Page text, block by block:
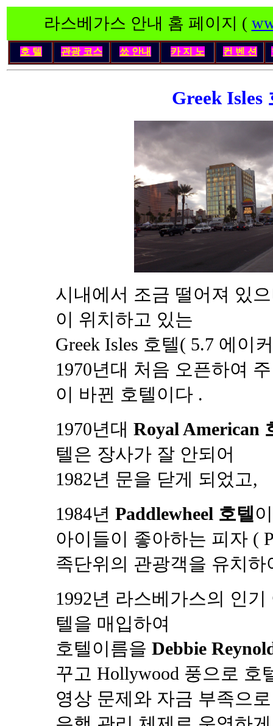
라스베가스 안내 홈 페이지 (
호 텔 관광 코스 쑈 안내 카 지 노 컨 벤 션
Greek Isles
시내에서 조금 떨어져 있
이 위치하고 있는
Greek Isles 호텔( 5.7 에이
1970년대 처음 오픈하여
이 바뀐 호텔이다 .
1970년대 Royal American
텔은 장사가 잘 안되어
1982년 문을 닫게 되었고,
1984년 Paddlewheel 호텔
아이들이 좋아하는 피자 (
족단위의 관광객을 유치
1992년 라스베가스의 인
텔을 매입하여
호텔이름을 Debbie
꾸고 Hollywood 풍으로 호
영상 문제와 자금 부족으